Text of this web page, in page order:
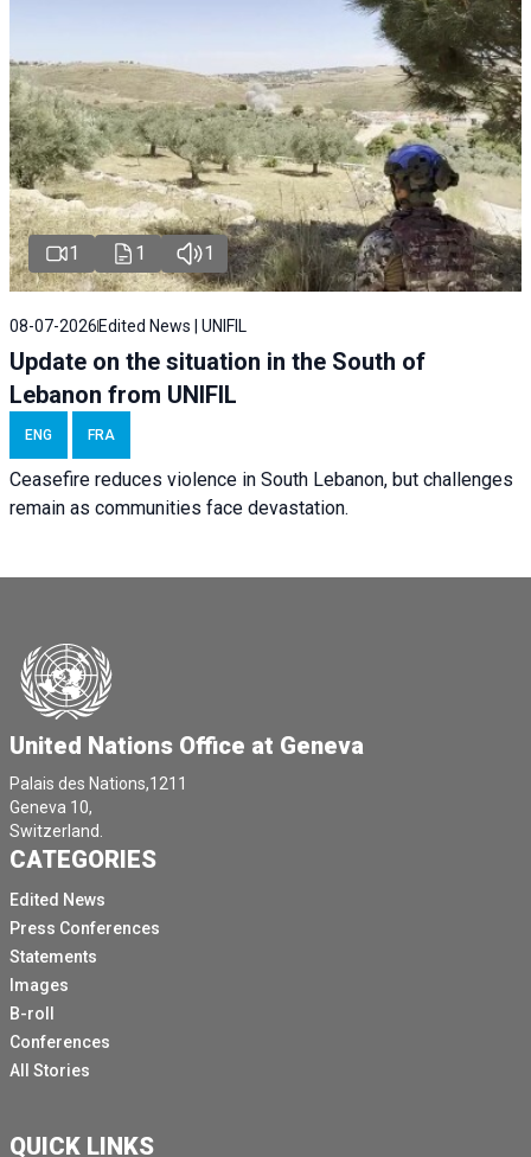
1 1 1
08-07-2026 Edited News | UNIFIL
Update on the situation in the South of
Lebanon from UNIFIL
ENG FRA
Ceasefire reduces violence in South Lebanon, but challenges
remain as communities face devastation.
United Nations Office at Geneva
Palais des Nations,1211
Geneva 10,
Switzerland.
CATEGORIES
Edited News
Press Conferences
Statements
Images
B-roll
Conferences
All Stories
QUICK LINKS